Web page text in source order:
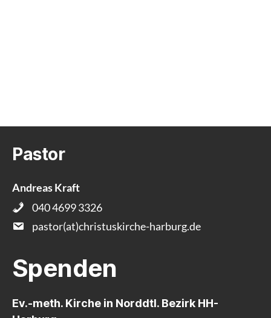
Pastor
Andreas Kraft
040 4699 3326
pastor(at)christuskirche-harburg.de
Spenden
Ev.-meth. Kirche in Norddtl. Bezirk HH-